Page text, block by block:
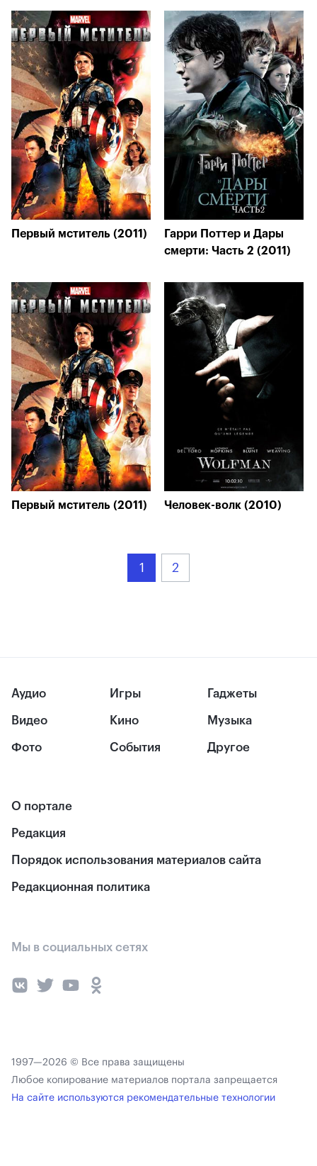
Первый мститель (2011)
Гарри Поттер и Дары
смерти: Часть 2 (2011)
Первый мститель (2011) Человек-волк (2010)
1 2
Аудио
Видео
Фото
Игры
Кино
События
Гаджеты
Музыка
Другое
О портале
Редакция
Порядок использования материалов сайта
Редакционная политика
Мы в социальных сетях
1997—2026 © Все права защищены
Любое копирование материалов портала запрещается
На сайте используются рекомендательные технологии